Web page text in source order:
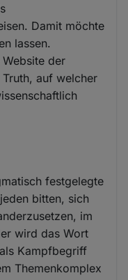
Damit möchte
lassen.
der
auf welcher
festgelegte
bitten, sich
im
wird das Wort
Kampfbegriff
Themenkomplex